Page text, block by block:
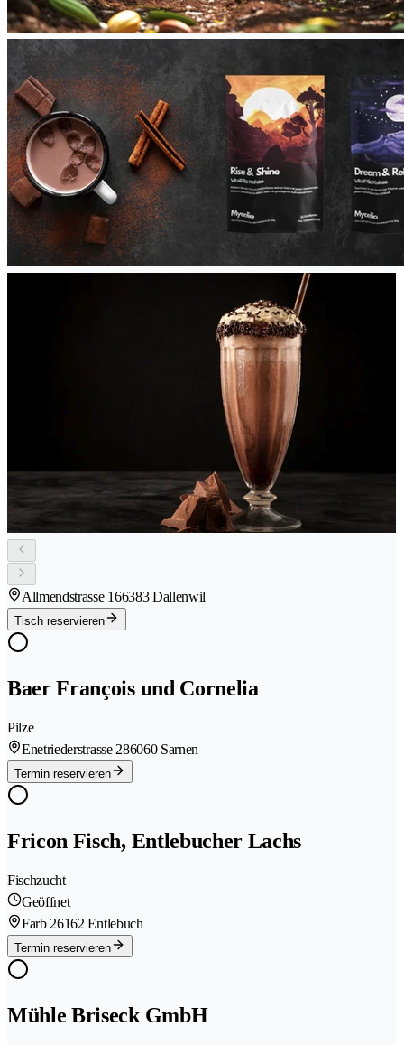
Allmendstrasse 166383 Dallenwil
Tisch reservieren
Baer François und Cornelia
Pilze
Enetriederstrasse 286060 Sarnen
Termin reservieren
Fricon Fisch, Entlebucher Lachs
Fischzucht
Geöffnet
Farb 26162 Entlebuch
Termin reservieren
Mühle Briseck GmbH